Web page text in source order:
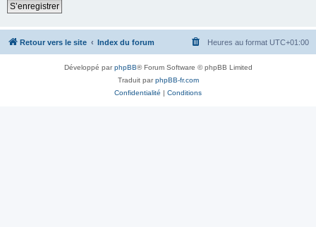
S’enregistrer
Retour vers le site Index du forum Heures au format UTC+01:00
Développé parphpBB® Forum Software © phpBB Limited
Traduit parphpBB-fr.com
Confidentialité | Conditions